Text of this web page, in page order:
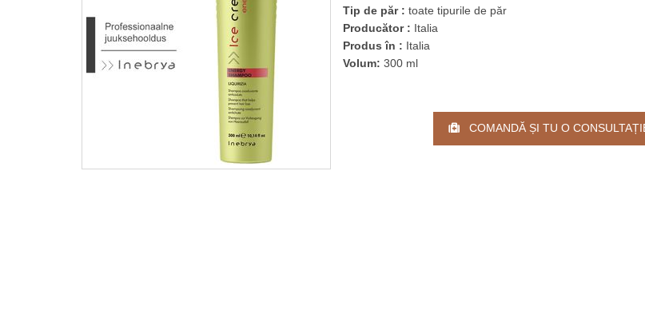
Tip de păr : toate tipurile de păr
Producător : Italia
Produs în : Italia
Volum: 300 ml
COMANDĂ ȘI TU O